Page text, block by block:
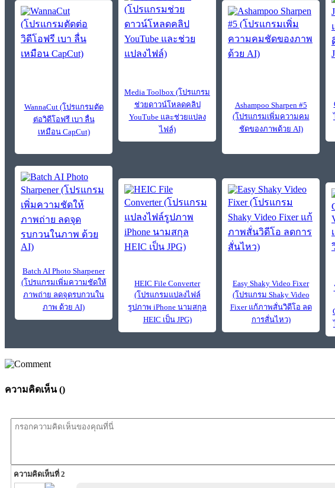
WannaCut (โปรแกรมตัด
ต่อวิดีโอฟรี เบา ลื่น
เหมือน CapCut)
Media Toolbox (โปรแกรม
ช่วยดาวน์โหลดคลิป
YouTube และช่วยแปลง
ไฟล์)
Ashampoo Sharpen #5
(โปรแกรมเพิ่มความคม
ชัดของภาพด้วย AI)
Batch AI Photo Sharpener
(โปรแกรมเพิ่มความชัดให้
ภาพถ่าย ลดจุดรบกวนใน
ภาพ ด้วย AI)
HEIC File Converter
(โปรแกรมแปลงไฟล์
รูปภาพ iPhone นามสกุล
HEIC เป็น JPG)
Easy Shaky Video Fixer
(โปรแกรม Shaky Video
Fixer แก้ภาพสั่นวิดีโอ ลด
การสั่นไหว)
ความคิดเห็น ()
ความคิดเห็นที่ 2